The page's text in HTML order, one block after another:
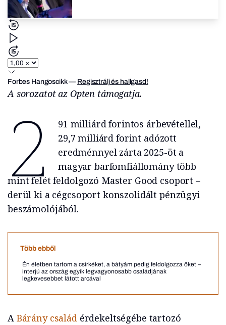
Forbes Hangoscikk— Regisztrálj és hallgasd!
A sorozatot az Opten támogatja.
2
91 milliárd forintos árbevétellel,
29,7 milliárd forint adózott
eredménnyel zárta 2025-öt a
magyar barfomfiállomány több
mint felét feldolgozó Master Good csoport –
derül ki a cégcsoport konszolidált pénzügyi
beszámolójából.
Több ebből
Én életben tartom a csirkéket, a bátyám pedig feldolgozza őket –
interjú az ország egyik legvagyonosabb családjának
legkevesebbet látott arcával
A Bárány családérdekeltségébe tartozó